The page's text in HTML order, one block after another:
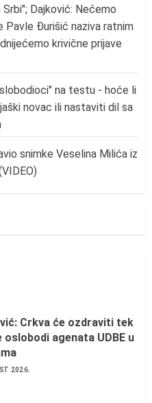
Dajković: Nećemo
Pavle Đurišić naziva ratnim
krivične prijave
na testu - hoće li
novac ili nastaviti dil sa
snimke Veselina Milića iz
Crkva će ozdraviti tek
oslobodi agenata UDBE u
2026.